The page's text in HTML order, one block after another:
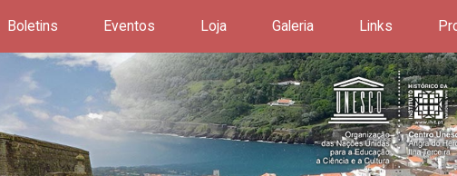
Boletins Eventos Loja Galeria Links